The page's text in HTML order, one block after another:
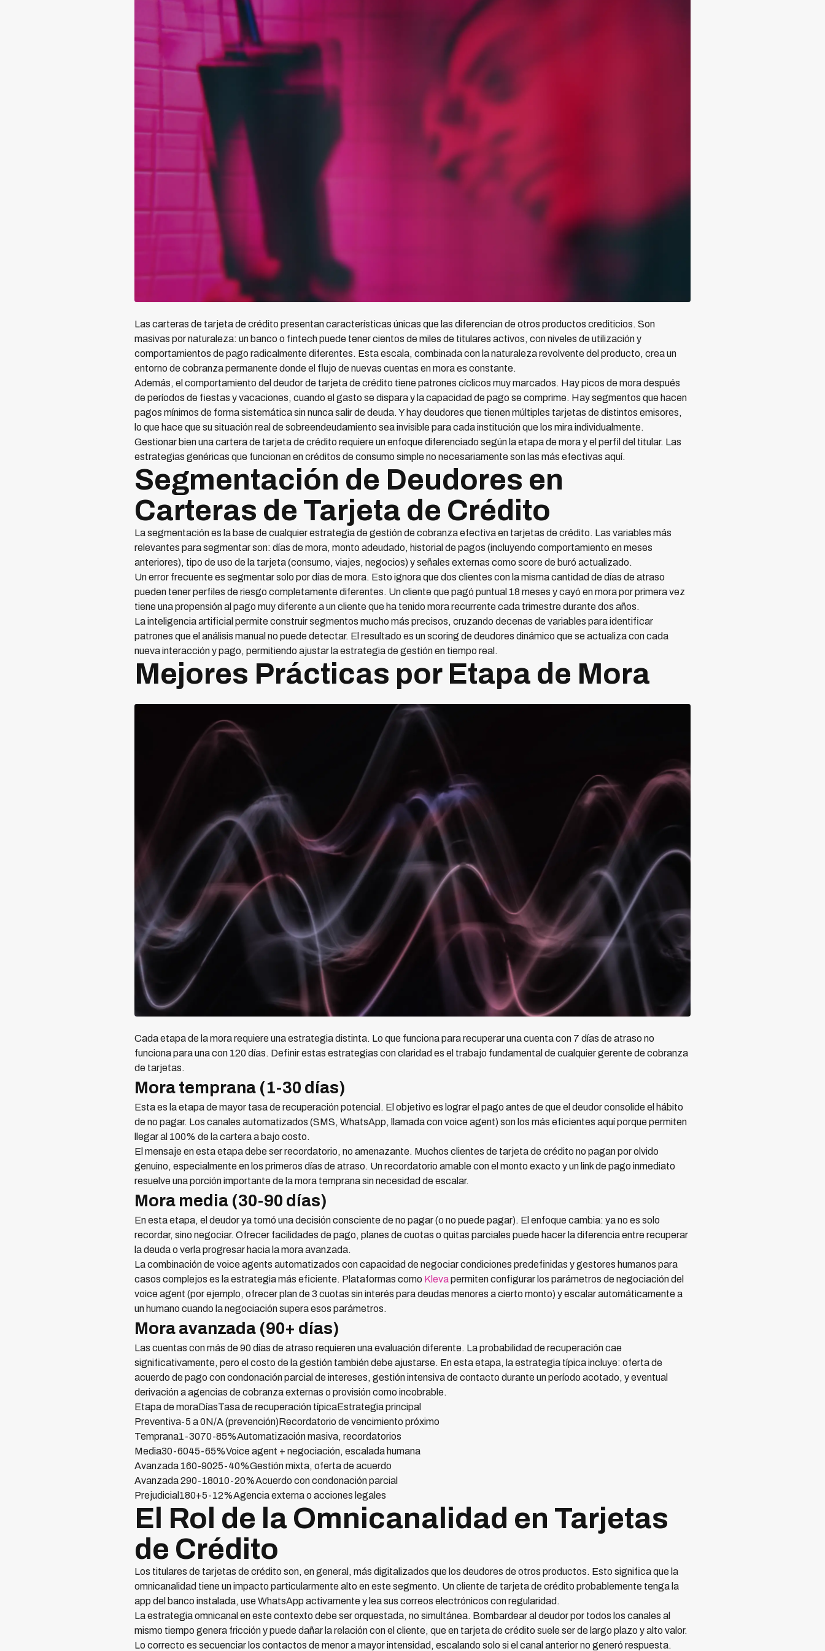
Las carteras de tarjeta de crédito presentan características únicas que las diferencian de otros productos crediticios. Son
masivas por naturaleza: un banco o fintech puede tener cientos de miles de titulares activos, con niveles de utilización y
comportamientos de pago radicalmente diferentes. Esta escala, combinada con la naturaleza revolvente del producto, crea un
entorno de cobranza permanente donde el flujo de nuevas cuentas en mora es constante.
Además, el comportamiento del deudor de tarjeta de crédito tiene patrones cíclicos muy marcados. Hay picos de mora después
de períodos de fiestas y vacaciones, cuando el gasto se dispara y la capacidad de pago se comprime. Hay segmentos que hacen
pagos mínimos de forma sistemática sin nunca salir de deuda. Y hay deudores que tienen múltiples tarjetas de distintos emisores,
lo que hace que su situación real de sobreendeudamiento sea invisible para cada institución que los mira individualmente.
Gestionar bien una cartera de tarjeta de crédito requiere un enfoque diferenciado según la etapa de mora y el perfil del titular. Las
estrategias genéricas que funcionan en créditos de consumo simple no necesariamente son las más efectivas aquí.
Segmentación de Deudores en
Carteras de Tarjeta de Crédito
La segmentación es la base de cualquier estrategia de gestión de cobranza efectiva en tarjetas de crédito. Las variables más
relevantes para segmentar son: días de mora, monto adeudado, historial de pagos (incluyendo comportamiento en meses
anteriores), tipo de uso de la tarjeta (consumo, viajes, negocios) y señales externas como score de buró actualizado.
Un error frecuente es segmentar solo por días de mora. Esto ignora que dos clientes con la misma cantidad de días de atraso
pueden tener perfiles de riesgo completamente diferentes. Un cliente que pagó puntual 18 meses y cayó en mora por primera vez
tiene una propensión al pago muy diferente a un cliente que ha tenido mora recurrente cada trimestre durante dos años.
La inteligencia artificial permite construir segmentos mucho más precisos, cruzando decenas de variables para identificar
patrones que el análisis manual no puede detectar. El resultado es un scoring de deudores dinámico que se actualiza con cada
nueva interacción y pago, permitiendo ajustar la estrategia de gestión en tiempo real.
Mejores Prácticas por Etapa de Mora
Cada etapa de la mora requiere una estrategia distinta. Lo que funciona para recuperar una cuenta con 7 días de atraso no
funciona para una con 120 días. Definir estas estrategias con claridad es el trabajo fundamental de cualquier gerente de cobranza
de tarjetas.
Mora temprana (1-30 días)
Esta es la etapa de mayor tasa de recuperación potencial. El objetivo es lograr el pago antes de que el deudor consolide el hábito
de no pagar. Los canales automatizados (SMS, WhatsApp, llamada con voice agent) son los más eficientes aquí porque permiten
llegar al 100% de la cartera a bajo costo.
El mensaje en esta etapa debe ser recordatorio, no amenazante. Muchos clientes de tarjeta de crédito no pagan por olvido
genuino, especialmente en los primeros días de atraso. Un recordatorio amable con el monto exacto y un link de pago inmediato
resuelve una porción importante de la mora temprana sin necesidad de escalar.
Mora media (30-90 días)
En esta etapa, el deudor ya tomó una decisión consciente de no pagar (o no puede pagar). El enfoque cambia: ya no es solo
recordar, sino negociar. Ofrecer facilidades de pago, planes de cuotas o quitas parciales puede hacer la diferencia entre recuperar
la deuda o verla progresar hacia la mora avanzada.
La combinación de voice agents automatizados con capacidad de negociar condiciones predefinidas y gestores humanos para
casos complejos es la estrategia más eficiente. Plataformas como Klevapermiten configurar los parámetros de negociación del
voice agent (por ejemplo, ofrecer plan de 3 cuotas sin interés para deudas menores a cierto monto) y escalar automáticamente a
un humano cuando la negociación supera esos parámetros.
Mora avanzada (90+ días)
Las cuentas con más de 90 días de atraso requieren una evaluación diferente. La probabilidad de recuperación cae
significativamente, pero el costo de la gestión también debe ajustarse. En esta etapa, la estrategia típica incluye: oferta de
acuerdo de pago con condonación parcial de intereses, gestión intensiva de contacto durante un período acotado, y eventual
derivación a agencias de cobranza externas o provisión como incobrable.
Etapa de moraDíasTasa de recuperación típicaEstrategia principal
Preventiva-5 a 0N/A (prevención)Recordatorio de vencimiento próximo
Temprana1-3070-85%Automatización masiva, recordatorios
Media30-6045-65%Voice agent + negociación, escalada humana
Avanzada 160-9025-40%Gestión mixta, oferta de acuerdo
Avanzada 290-18010-20%Acuerdo con condonación parcial
Prejudicial180+5-12%Agencia externa o acciones legales
El Rol de la Omnicanalidad en Tarjetas
de Crédito
Los titulares de tarjetas de crédito son, en general, más digitalizados que los deudores de otros productos. Esto significa que la
omnicanalidad tiene un impacto particularmente alto en este segmento. Un cliente de tarjeta de crédito probablemente tenga la
app del banco instalada, use WhatsApp activamente y lea sus correos electrónicos con regularidad.
La estrategia omnicanal en este contexto debe ser orquestada, no simultánea. Bombardear al deudor por todos los canales al
mismo tiempo genera fricción y puede dañar la relación con el cliente, que en tarjeta de crédito suele ser de largo plazo y alto valor.
Lo correcto es secuenciar los contactos de menor a mayor intensidad, escalando solo si el canal anterior no generó respuesta.